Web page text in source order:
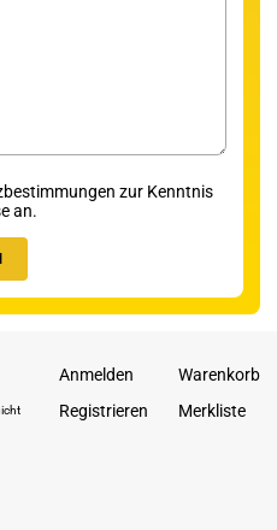
zur Kenntnis
an.
Anmelden
Registrieren
Warenkorb
Merkliste